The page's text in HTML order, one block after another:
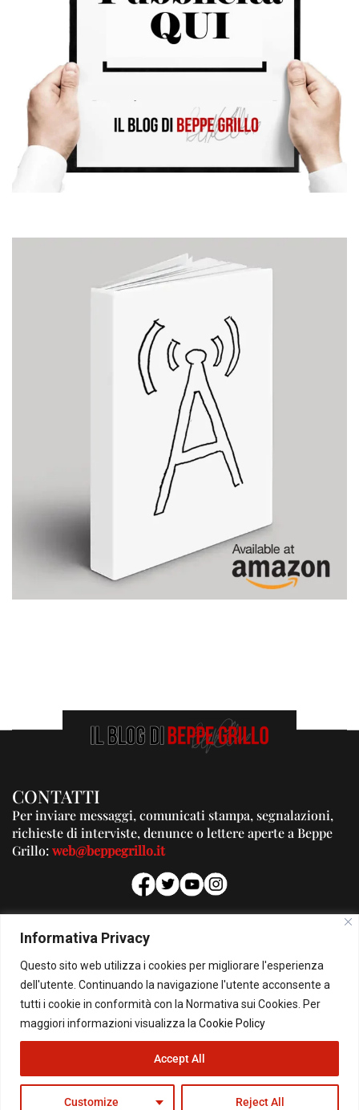
Informativa Privacy
Questo sito web utilizza i cookies per migliorare l'esperienza
dell'utente. Continuando la navigazione l'utente acconsente a
tutti i cookie in conformità con la Normativa sui Cookies. Per
maggiori informazioni visualizza la Cookie Policy
Customize Reject All
Accept All
CONTATTI
Per inviare messaggi, comunicati stampa, segnalazioni,
richieste di interviste, denunce o lettere aperte a Beppe
Grillo:web@beppegrillo.it
PUBBLICITA'
Per la tua pubblicità su questo Blog:
pubblicita@beppegrillo.it
© Copyright 2026 - Il Blog di Beppe Grillo. All Rights Reserved - Powered by
happygrafic.com